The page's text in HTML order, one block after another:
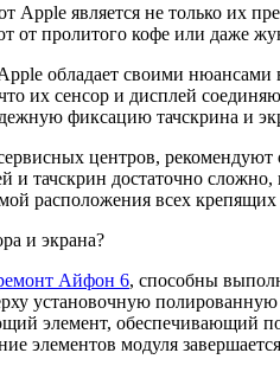
Apple является не только их
пролитого кофе или даже
обладает своими
их сенсор и дисплей
фиксацию тачскрина и
центров, рекомендуют
и тачскрин достаточно
расположения всех
и экрана?
Айфон 6, способны
установочную
элемент, обеспечивающий
элементов модуля